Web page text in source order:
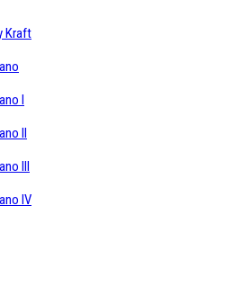
Kraft
I
II
III
IV